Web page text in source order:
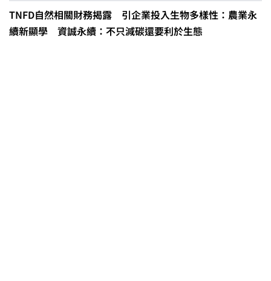
TNFD自然相關財務揭露 引企業投入生物多樣性：農業永
續新顯學 資誠永續：不只減碳還要利於生態